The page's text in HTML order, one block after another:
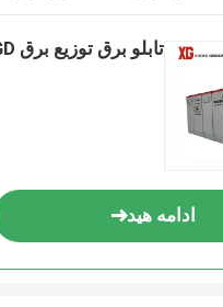
تابلو برق توزیع برق GGD
ادامه هید